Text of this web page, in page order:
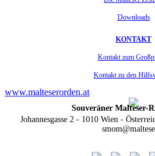
Downloads
KONTAKT
Kontakt zum
Kontakt zu den
www.malteserorden.at
Souveräner Malteser-
Johannesgasse 2 - 1010 Wien -